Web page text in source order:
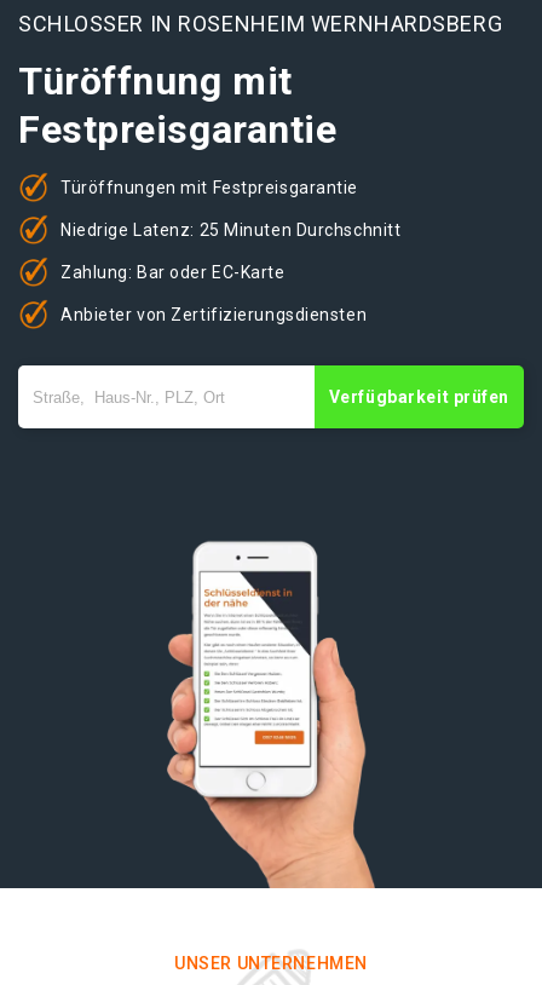
SCHLOSSER IN ROSENHEIM WERNHARDSBERG
Türöffnung mit
Festpreisgarantie
Türöffnungen mit Festpreisgarantie
Niedrige Latenz: 25 Minuten Durchschnitt
Zahlung: Bar oder EC-Karte
Anbieter von Zertifizierungsdiensten
Verfügbarkeit prüfen
UNSER UNTERNEHMEN